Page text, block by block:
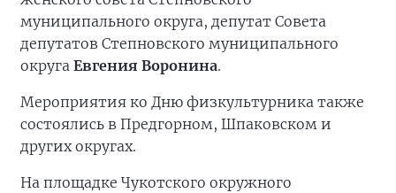
муниципального округа, депутат Совета
депутатов Степновского муниципального
округа Евгения Воронина.
Мероприятия ко Дню физкультурника также
состоялись в Предгорном, Шпаковском и
других округах.
На площадке Чукотского окружного